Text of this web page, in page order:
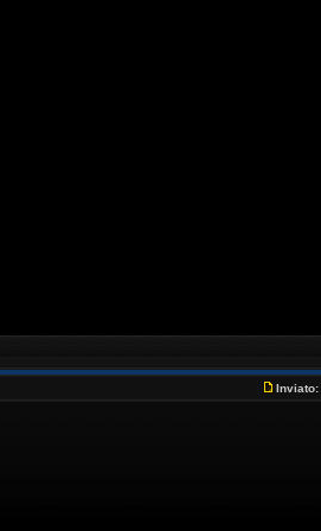
Inviato: